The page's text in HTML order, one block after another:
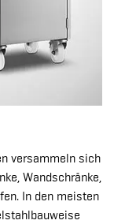
versammeln sich
Wandschränke,
In den meisten